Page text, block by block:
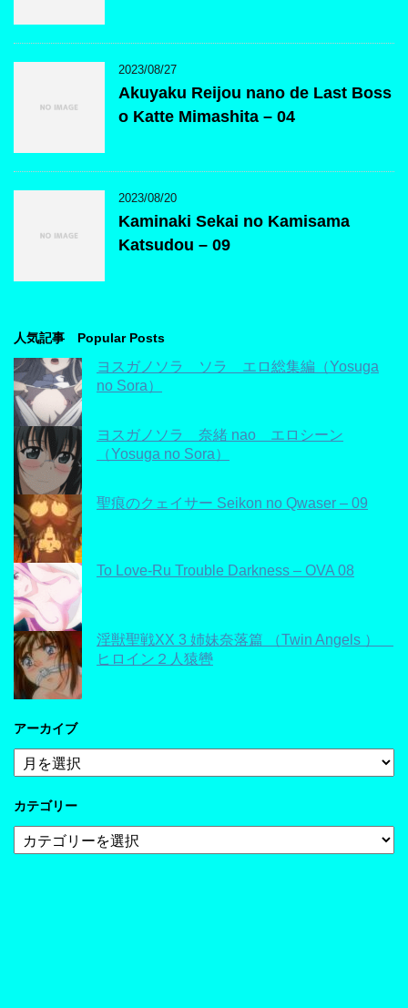
2023/08/27
Akuyaku Reijou nano de Last Boss
o Katte Mimashita – 04
2023/08/20
Kaminaki Sekai no Kamisama
Katsudou – 09
人気記事 Popular Posts
ヨスガノソラ ソラ エロ総集編（Yosuga
no Sora）
ヨスガノソラ 奈緒 nao エロシーン
（Yosuga no Sora）
聖痕のクェイサー Seikon no Qwaser – 09
To Love-Ru Trouble Darkness – OVA 08
淫獣聖戦XX 3 姉妹奈落篇 （Twin Angels ）
ヒロイン２人猿轡
アーカイブ
ア
ー
イ
カテゴリー
テ